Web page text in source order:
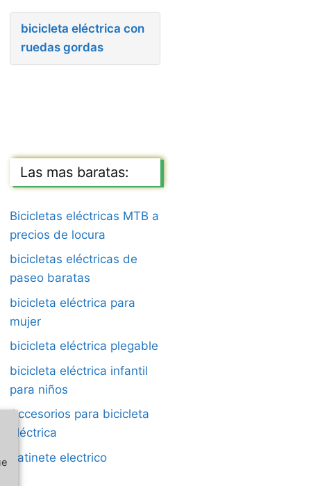
bicicleta eléctrica con
ruedas gordas
Las mas baratas:
Bicicletas eléctricas MTB a
precios de locura
bicicletas eléctricas de
paseo baratas
bicicleta eléctrica para
mujer
bicicleta eléctrica plegable
bicicleta eléctrica infantil
para niños
Accesorios para bicicleta
eléctrica
Patinete electrico